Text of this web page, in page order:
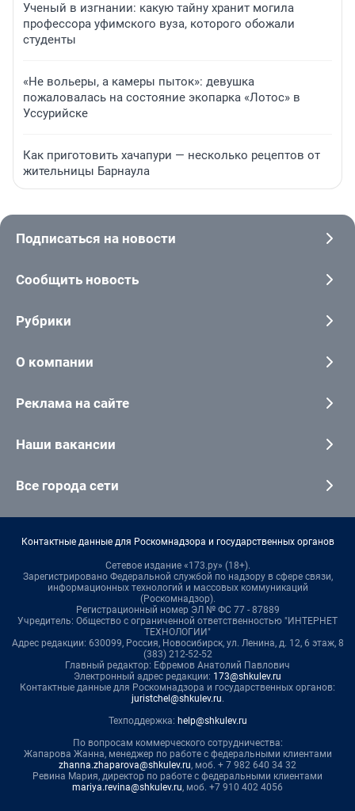
Ученый в изгнании: какую тайну хранит могила
профессора уфимского вуза, которого обожали
студенты
«Не вольеры, а камеры пыток»: девушка
пожаловалась на состояние экопарка «Лотос» в
Уссурийске
Как приготовить хачапури — несколько рецептов от
жительницы Барнаула
Подписаться на новости
Сообщить новость
Рубрики
О компании
Реклама на сайте
Наши вакансии
Все города сети
Контактные данные для Роскомнадзора и государственных органов
Сетевое издание «173.ру» (18+).
Зарегистрировано Федеральной службой по надзору в сфере связи,
информационных технологий и массовых коммуникаций
(Роскомнадзор).
Регистрационный номер ЭЛ № ФС 77 - 87889
Учредитель: Общество с ограниченной ответственностью "ИНТЕРНЕТ
ТЕХНОЛОГИИ"
Адрес редакции: 630099, Россия, Новосибирск, ул. Ленина, д. 12, 6 этаж, 8
(383) 212-52-52
Главный редактор: Ефремов Анатолий Павлович
Электронный адрес редакции: 173@shkulev.ru
Контактные данные для Роскомнадзора и государственных органов:
juristchel@shkulev.ru.
Техподдержка: help@shkulev.ru
По вопросам коммерческого сотрудничества:
Жапарова Жанна, менеджер по работе с федеральными клиентами
zhanna.zhaparova@shkulev.ru, моб. + 7 982 640 34 32
Ревина Мария, директор по работе с федеральными клиентами
mariya.revina@shkulev.ru, моб. +7 910 402 4056